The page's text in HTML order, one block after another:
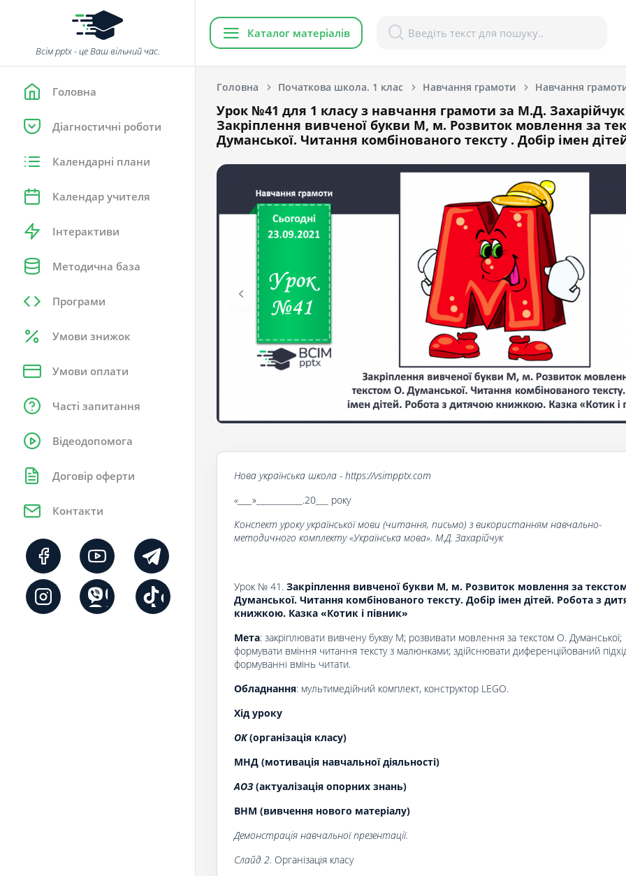
Всім pptx - це Ваш вільний час.
Головна
Діагностичні роботи
Календарні плани
Календар учителя
Інтерактиви
Методична база
Програми
Умови знижок
Умови оплати
Часті запитання
Відеодопомога
Договір оферти
Контакти
Каталог матеріалів
Головна Початкова школа. 1 клас Навчання грамоти
Урок №41 для 1 класу з навчання грамоти за М.Д.
Закріплення вивченої букви М, м. Розвиток мовлення за
Думанської. Читання комбінованого тексту . Добір імен
Нова українська школа - https://vsimpptx.com
«____ »___________.20___ року
Конспект уроку української мови (читання, письмо) з використанням навчально-
методичного комплекту «Українська мова». М.Д. Захарійчук
Урок № 41. Закріплення вивченої букви М, м. Розвиток мовлення за
Думанської. Читання комбінованого тексту. Добір імен дітей. Робота з
книжкою. Казка «Котик і півник»
Мета: закріплювати вивчену букву М; розвивати мовлення за текстом О. Думанської;
формувати вміння читання тексту з малюнками; здійснювати диференційований
формуванні вмінь читати.
Обладнання: мультимедійний комплект, конструктор LEGO.
Хід уроку
ОК(організація класу)
МНД (мотивація навчальної діяльності)
АОЗ(актуалізація опорних знань)
ВНМ (вивчення нового матеріалу)
Демонстрація навчальної презентації.
Слайд 2. Організація класу